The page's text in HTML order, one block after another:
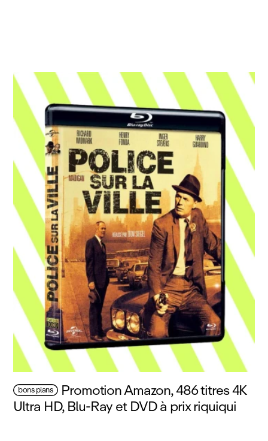
bons plans Promotion Amazon, 486 titres 4K
Ultra HD, Blu‑Ray et DVD à prix riquiqui